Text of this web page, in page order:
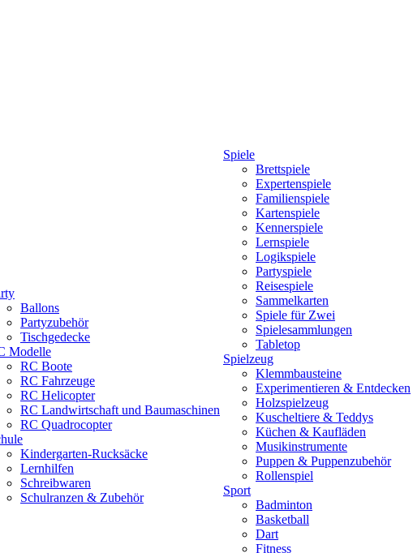
Ballons
Partyzubehör
Tischgedecke
Modelle
RC Boote
RC Fahrzeuge
RC Helicopter
RC Landwirtschaft und Baumaschinen
RC Quadrocopter
Kindergarten-Rucksäcke
Lernhilfen
Schreibwaren
Schulranzen & Zubehör
Spiele
Brettspiele
Expertenspiele
Familienspiele
Kartenspiele
Kennerspiele
Lernspiele
Logikspiele
Partyspiele
Reisespiele
Sammelkarten
Spiele für Zwei
Spielesammlungen
Tabletop
Spielzeug
Klemmbausteine
Experimentieren & Entdecken
Holzspielzeug
Kuscheltiere & Teddys
Küchen & Kaufläden
Musikinstrumente
Puppen & Puppenzubehör
Rollenspiel
Sport
Badminton
Basketball
Dart
Fitness